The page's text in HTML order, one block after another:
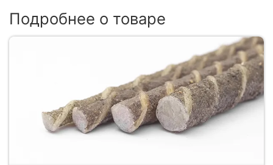
Подробнее о товаре